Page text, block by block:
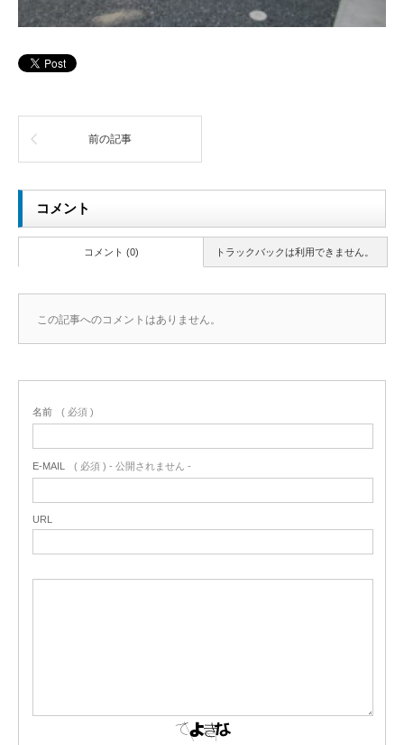
前の記事
コメント
トラックバックは利用できません。
コメント (0)
この記事へのコメントはありません。
名前 ( 必須 )
E-MAIL ( 必須 ) - 公開されません -
URL